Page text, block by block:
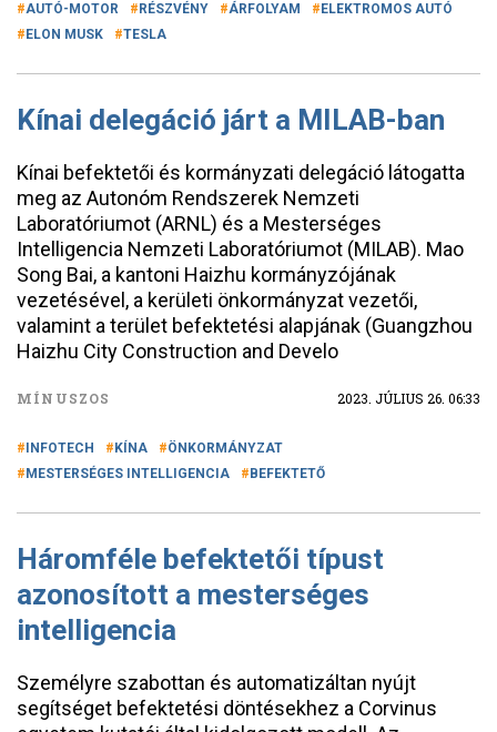
AUTÓ-MOTOR RÉSZVÉNY ÁRFOLYAM
ELEKTROMOS AUTÓ
ELON MUSK
TESLA
Kínai delegáció járt a MILAB-ban
Kínai befektetői és kormányzati delegáció látogatta
meg az Autonóm Rendszerek Nemzeti
Laboratóriumot (ARNL) és a Mesterséges
Intelligencia Nemzeti Laboratóriumot (MILAB). Mao
Song Bai, a kantoni Haizhu kormányzójának
vezetésével, a kerületi önkormányzat vezetői,
valamint a terület befektetési alapjának (Guangzhou
Haizhu City Construction and Develo
MÍNUSZOS 2023. JÚLIUS 26. 06:33
INFOTECH KÍNA
ÖNKORMÁNYZAT
MESTERSÉGES INTELLIGENCIA
BEFEKTETŐ
Háromféle befektetői típust
azonosított a mesterséges
intelligencia
Személyre szabottan és automatizáltan nyújt
segítséget befektetési döntésekhez a Corvinus